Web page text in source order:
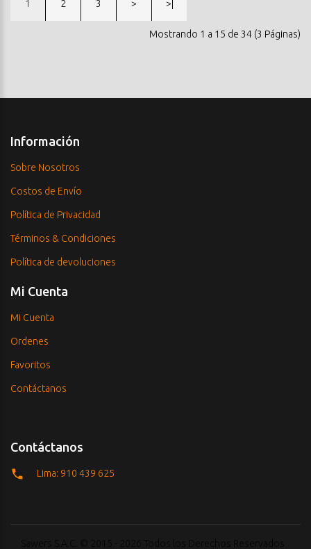
1 2 3 > >|
Mostrando 1 a 15 de 34 (3 Páginas)
Información
Sobre Nosotros
Costos de Envío
Política de Privacidad
Términos & Condiciones
Política de devoluciones
Mi Cuenta
Mi Cuenta
Ordenes
Favoritos
Contáctanos
Contáctanos
Lima: 910 439 625